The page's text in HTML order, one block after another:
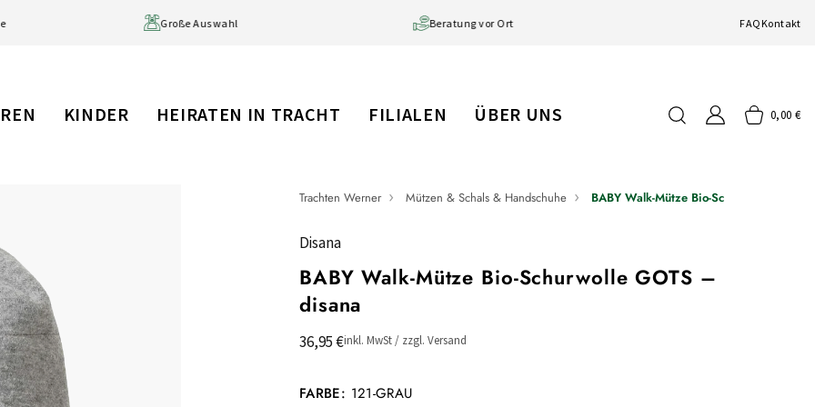
Große Auswahl Beratung vor Ort FAQ Kontakt
KINDER HEIRATEN IN TRACHT FILIALEN ÜBER UNS 0,00 €
Trachten Werner Mützen & Schals & Handschuhe BABY Walk-Mütze Bio-Schurwolle GOTS
Disana
BABY Walk-Mütze Bio-Schurwolle GOTS –
disana
36,95 €inkl. MwSt / zzgl. Versand
FARBE: 121-GRAU